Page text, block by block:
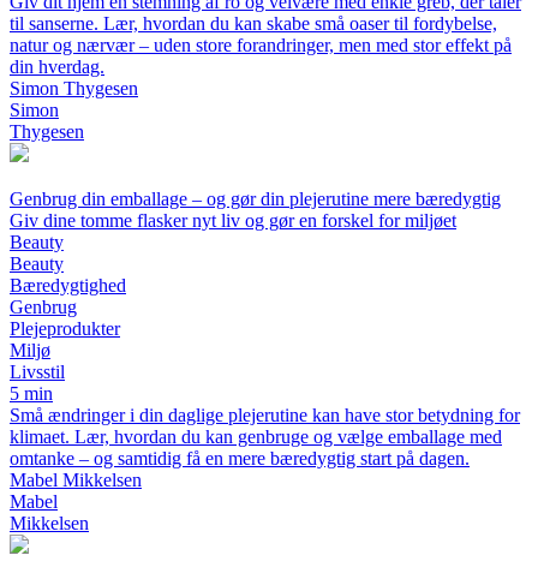
til sanserne. Lær, hvordan du kan skabe små oaser til fordybelse,
natur og nærvær – uden store forandringer, men med stor effekt på
din hverdag.
Simon Thygesen
Simon
Thygesen
Genbrug din emballage – og gør din plejerutine mere bæredygtig
Giv dine tomme flasker nyt liv og gør en forskel for miljøet
Beauty
Beauty
Bæredygtighed
Genbrug
Plejeprodukter
Miljø
Livsstil
5 min
Små ændringer i din daglige plejerutine kan have stor betydning for
klimaet. Lær, hvordan du kan genbruge og vælge emballage med
omtanke – og samtidig få en mere bæredygtig start på dagen.
Mabel Mikkelsen
Mabel
Mikkelsen